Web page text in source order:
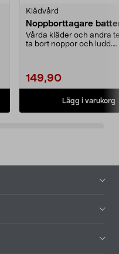
Klädvård
Noppborttagare
Vårda kläder och andra
ta bort noppor och ludd.
149,90
Lägg i varukorg